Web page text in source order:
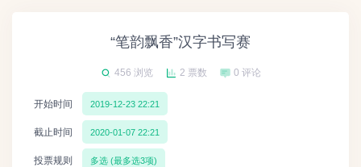
“笔韵飘香”汉字书写赛
456 浏览 2 票数 0 评论
开始时间 2019-12-23 22:21
截止时间 2020-01-07 22:21
投票规则 多选 (最多选3项)